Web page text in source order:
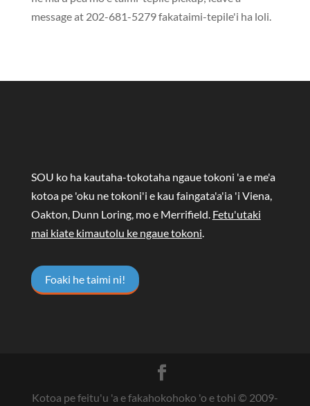
message at 202-681-5279fakataimi-tepile'i ha loli.
SOU ko ha kautaha-tokotaha ngaue tokoni 'a e me'a
kotoa pe 'oku ne tokoni'i e kau faingata'a'ia 'i Viena,
Oakton, Dunn Loring, mo e Merrifield. Fetu'utaki
mai kiate kimautolu ke ngaue tokoni.
Foaki he taimi ni!
Kotoa pe feitu'u 'a e fakahokohoko 'o e tohi © 2009-